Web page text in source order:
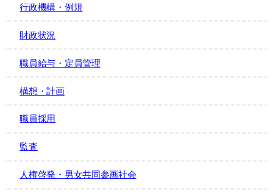
行政機構・例規
財政状況
職員給与・定員管理
構想・計画
職員採用
監査
人権啓発・男女共同参画社会